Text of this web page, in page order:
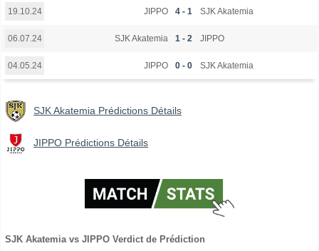
19.10.24 JIPPO 4 - 1 SJK Akatemia
06.07.24 SJK Akatemia 1 - 2 JIPPO
04.05.24 JIPPO 0 - 0 SJK Akatemia
SJK Akatemia Prédictions Détails
JIPPO Prédictions Détails
SJK Akatemia vs JIPPO Verdict de Prédiction